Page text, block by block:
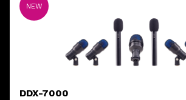
NEW
DDX-7000